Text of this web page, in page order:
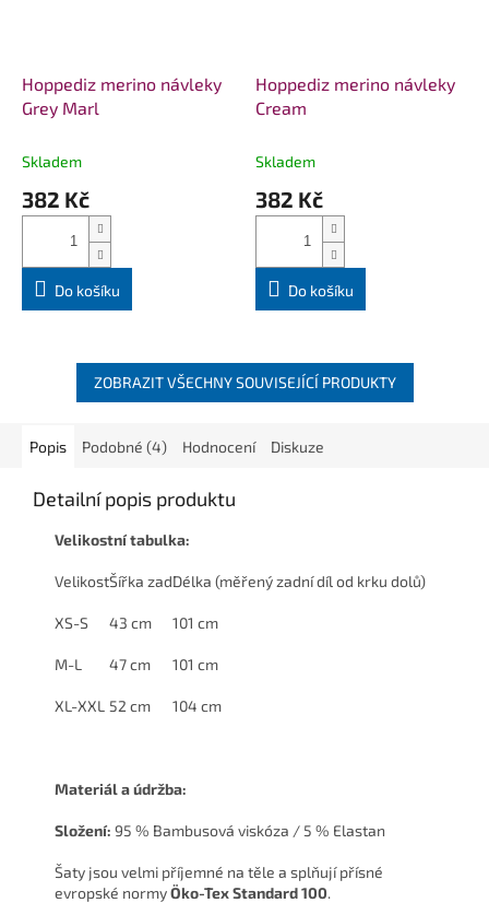
Hoppediz merino návleky
Grey Marl
Skladem
382 Kč
Do košíku
Hoppediz merino návleky
Cream
Skladem
382 Kč
Do košíku
ZOBRAZIT VŠECHNY SOUVISEJÍCÍ PRODUKTY
Popis Podobné (4) Hodnocení Diskuze
Detailní popis produktu
Velikostní tabulka:
VelikostŠířka zadDélka (měřený zadní díl od krku dolů)
XS-S 43 cm 101 cm
M-L 47 cm 101 cm
XL-XXL 52 cm 104 cm
Materiál a údržba:
Složení: 95 % Bambusová viskóza / 5 % Elastan
Šaty jsou velmi příjemné na těle a splňují přísné
evropské normyÖko-Tex Standard 100.